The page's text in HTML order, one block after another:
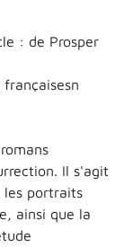
: de Prosper
Il s'agit
les portraits
ainsi que la